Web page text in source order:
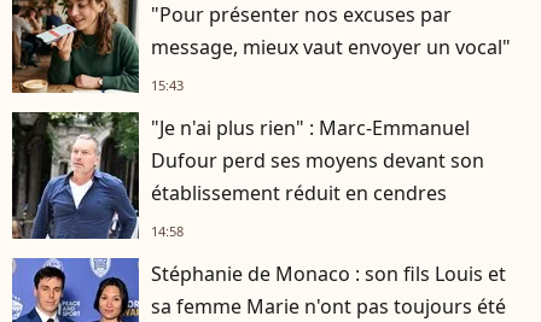
"Pour présenter nos excuses par
message, mieux vaut envoyer un vocal"
15:43
"Je n'ai plus rien" : Marc-Emmanuel
Dufour perd ses moyens devant son
établissement réduit en cendres
14:58
Stéphanie de Monaco : son fils Louis et
sa femme Marie n'ont pas toujours été